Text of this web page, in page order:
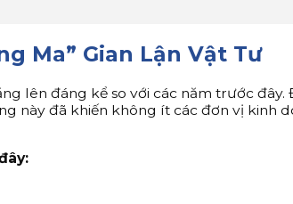
Ma” Gian Lận Vật Tư
lên đáng kể so với các năm trước
này đã khiến không ít các đơn vị